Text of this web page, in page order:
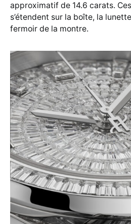
approximatif de 14.6 carats.
s’étendent sur la boîte, la
fermoir de la montre.